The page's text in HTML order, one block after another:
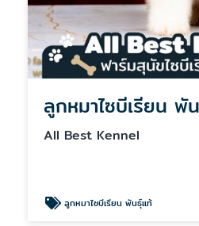
ลูกหมาไซบีเรียน พั
All Best Kennel
ลูกหมาไซบีเรียน พันธุ์แท้